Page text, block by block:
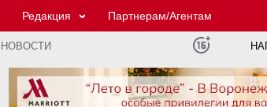
Редакция Партнерам/Агентам